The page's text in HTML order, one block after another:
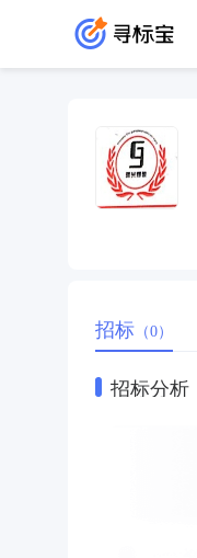
招标 （0）
招标分析